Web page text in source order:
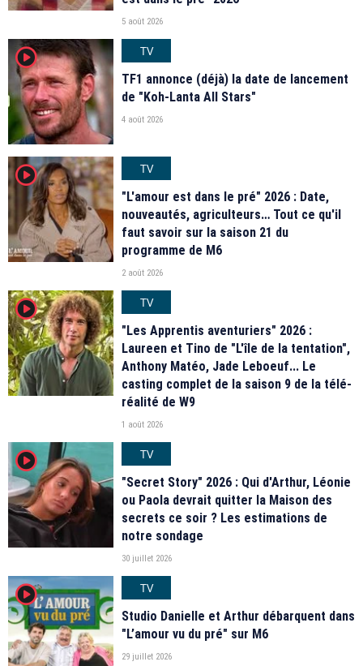
5 août 2026
player2
TV
TF1 annonce (déjà) la date de lancement
de "Koh-Lanta All Stars"
4 août 2026
player2
TV
"L'amour est dans le pré" 2026 : Date,
nouveautés, agriculteurs… Tout ce qu'il
faut savoir sur la saison 21 du
programme de M6
2 août 2026
player2
TV
"Les Apprentis aventuriers" 2026 :
Laureen et Tino de "L'île de la tentation",
Anthony Matéo, Jade Leboeuf... Le
casting complet de la saison 9 de la télé-
réalité de W9
1 août 2026
player2
TV
"Secret Story" 2026 : Qui d'Arthur, Léonie
ou Paola devrait quitter la Maison des
secrets ce soir ? Les estimations de
notre sondage
30 juillet 2026
player2
TV
Studio Danielle et Arthur débarquent dans
"L’amour vu du pré" sur M6
29 juillet 2026